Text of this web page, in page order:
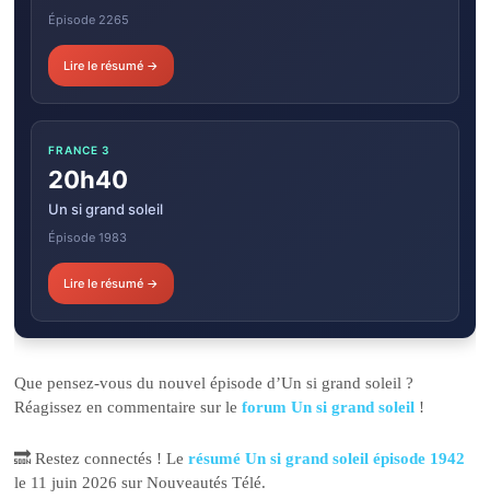
Épisode 2265
Lire le résumé →
FRANCE 3
20h40
Un si grand soleil
Épisode 1983
Lire le résumé →
Que pensez-vous du nouvel épisode d’Un si grand soleil ?
Réagissez en commentaire sur leforum Un si grand soleil !
🔜 Restez connectés ! Lerésumé Un si grand soleil épisode 1942
le 11 juin 2026 sur Nouveautés Télé.